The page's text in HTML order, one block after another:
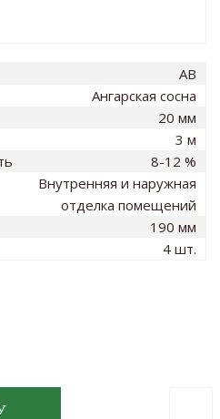
AB
Ангарская сосна
20 мм
3 м
8-12 %
Внутренняя и наружная
отделка помещений
190 мм
4 шт.